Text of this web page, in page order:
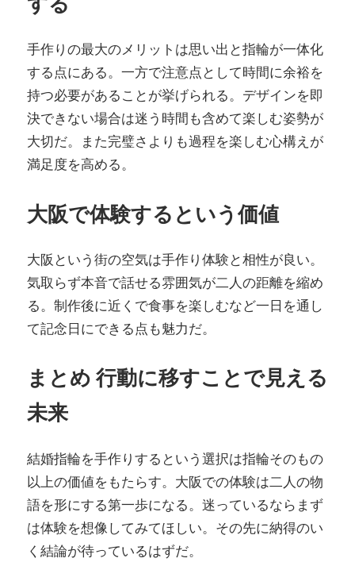
手作りの最大のメリットは思い出と指輪が一体化
する点にある。一方で注意点として時間に余裕を
持つ必要があることが挙げられる。デザインを即
決できない場合は迷う時間も含めて楽しむ姿勢が
大切だ。また完璧さよりも過程を楽しむ心構えが
満足度を高める。
大阪で体験するという価値
大阪という街の空気は手作り体験と相性が良い。
気取らず本音で話せる雰囲気が二人の距離を縮め
る。制作後に近くで食事を楽しむなど一日を通し
て記念日にできる点も魅力だ。
まとめ 行動に移すことで見える
未来
結婚指輪を手作りするという選択は指輪そのもの
以上の価値をもたらす。大阪での体験は二人の物
語を形にする第一歩になる。迷っているならまず
は体験を想像してみてほしい。その先に納得のい
く結論が待っているはずだ。